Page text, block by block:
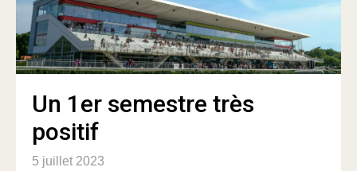
Un 1er semestre très
positif
5 juillet 2023